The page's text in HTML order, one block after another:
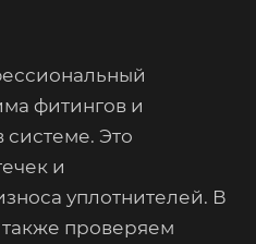
фитингов и
Это
и
уплотнителей. В
проверяем